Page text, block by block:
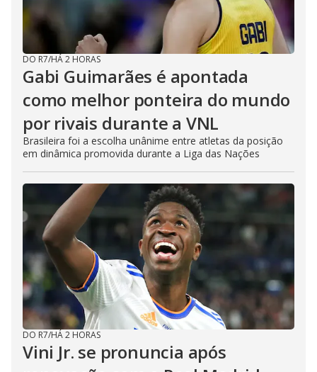
DO R7/HÁ 2 HORAS
Gabi Guimarães é apontada
como melhor ponteira do mundo
por rivais durante a VNL
Brasileira foi a escolha unânime entre atletas da posição
em dinâmica promovida durante a Liga das Nações
DO R7/HÁ 2 HORAS
Vini Jr. se pronuncia após